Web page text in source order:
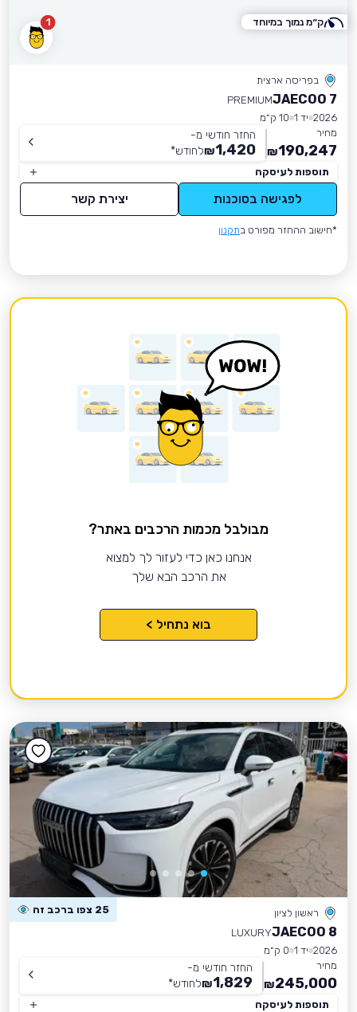
1
בפריסה ארצית
JAECOO 7
PREMIUM
2026 יד 1
10 ק״מ
מחיר
190,247
₪
החזר חודשי מ-
1,420
₪לחודש*
תוספות לעיסקה
לפגישה בסוכנות יצירת קשר
*חישוב ההחזר מפורט בתקנון
ק״מ נמוך במיוחד
מבולבל מכמות הרכבים באתר?
אנחנו כאן כדי לעזור לך למצוא
את הרכב הבא שלך
בוא נתחיל >
ראשון לציון 25 צפו ברכב זה
JAECOO 8
LUXURY
2026 יד 1
0 ק״מ
מחיר
245,000
₪
החזר חודשי מ-
1,829
₪לחודש*
תוספות לעיסקה